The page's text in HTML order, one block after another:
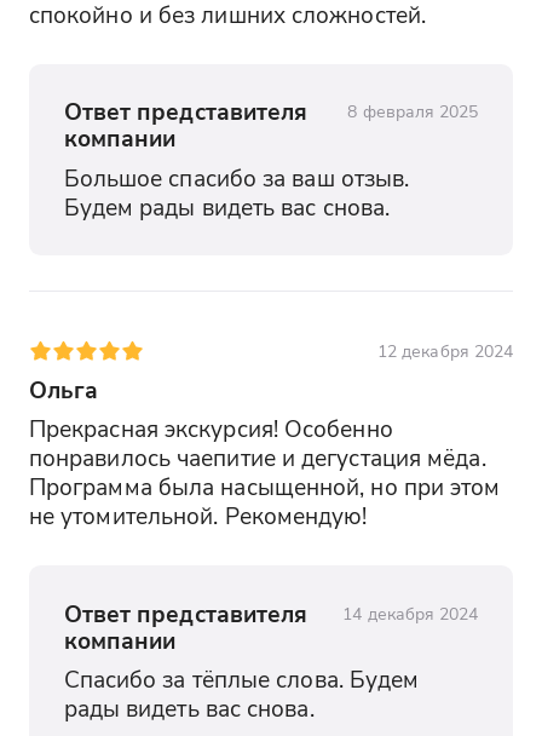
спокойно и без лишних сложностей.
Ответ представителя
компании
8 февраля 2025
Большое спасибо за ваш отзыв.
Будем рады видеть вас снова.
12 декабря 2024
Ольга
Прекрасная экскурсия! Особенно
понравилось чаепитие и дегустация мёда.
Программа была насыщенной, но при этом
не утомительной. Рекомендую!
Ответ представителя
компании
14 декабря 2024
Спасибо за тёплые слова. Будем
рады видеть вас снова.